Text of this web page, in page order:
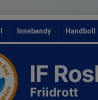
Innebandy Handboll
IF
Friidrott